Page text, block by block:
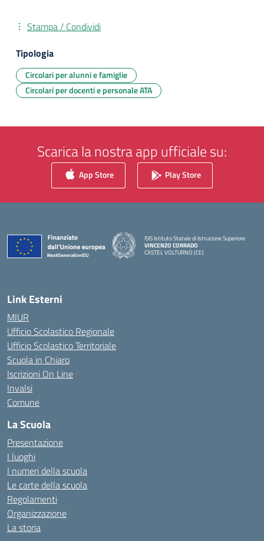
Stampa / Condividi
Tipologia
Circolari per alunni e famiglie
Circolari per docenti e personale ATA
Scarica la nostra app ufficiale su:
App Store Play Store
ISIS Istituto Statale di Istruzione Superiore
VINCENZO CORRADO
CASTEL VOLTURNO (CE)
Link Esterni
MIUR
Ufficio Scolastico Regionale
Ufficio Scolastico Territoriale
Scuola in Chiaro
Iscrizioni On Line
Invalsi
Comune
La Scuola
Presentazione
I luoghi
I numeri della scuola
Le carte della scuola
Regolamenti
Organizzazione
La storia